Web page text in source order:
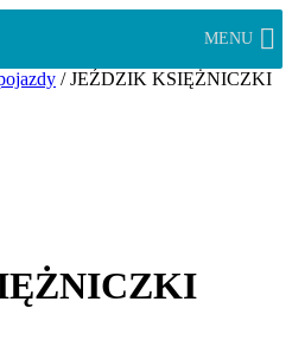
MENU
/ JEŹDZIK KSIĘŻNICZKI